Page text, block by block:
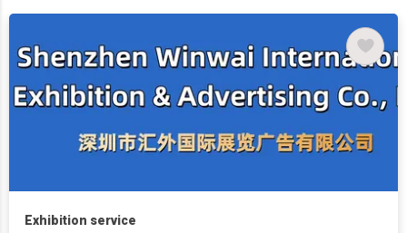
Exhibition service